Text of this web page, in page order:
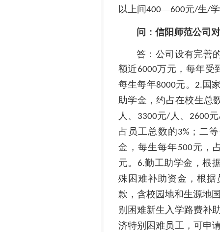
以上间400—600元/生/
问：信阳师范公司
答：公司设有完善
额近6000万元，每年受
每生每年8000元。 2. 国
助学金，约占在校生总
人、
3300元/人、 2600元
占员工总数的3% ；二
金，每生每年500元，
元。 6.勤工助学金，根
殊困难补助资金，根
款，含校园地和生源地
别困难新生入学路费补
济特别困难员工，可申